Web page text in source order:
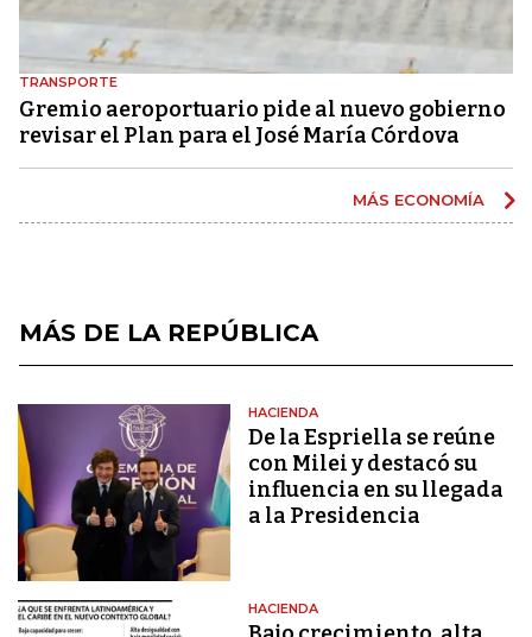
TRANSPORTE
Gremio aeroportuario pide al nuevo gobierno
revisar el Plan para el José María Córdova
MÁS ECONOMÍA
MÁS DE LA REPÚBLICA
HACIENDA
De la Espriella se reúne
con Milei y destacó su
influencia en su llegada
a la Presidencia
HACIENDA